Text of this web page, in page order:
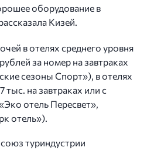
оборудование в
Кизей.
в отелях среднего уровня
за номер на завтраках
сезоны Спорт»), в отелях
тыс. на завтраках или с
отель Пересвет»,
отель»).
туриндустрии